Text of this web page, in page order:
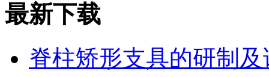
最新下载
脊柱矫形支具的研制